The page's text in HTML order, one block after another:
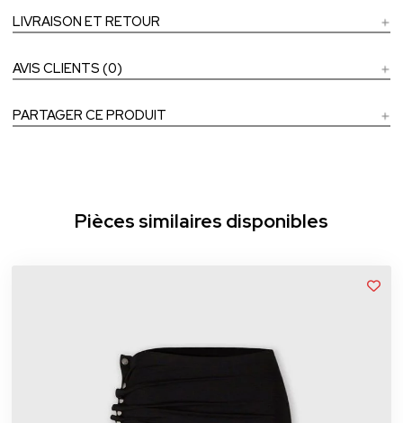
LIVRAISON ET RETOUR
AVIS CLIENTS (0)
PARTAGER CE PRODUIT
Pièces similaires disponibles